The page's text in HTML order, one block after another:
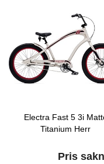
Electra Fast 5 3i
Titanium Herr
Pris